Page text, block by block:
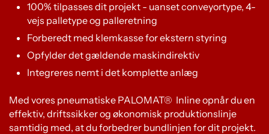
100% tilpasses dit projekt - uanset conveyortype, 4-
vejs palletype og palleretning
Forberedt med klemkasse for ekstern styring
Opfylder det gældende maskindirektiv
Integreres nemt i det komplette anlæg
Med vores pneumatiske PALOMAT® Inline opnår du en
effektiv, driftssikker og økonomisk produktionslinje
samtidig med, at du forbedrer bundlinjen for dit projekt.